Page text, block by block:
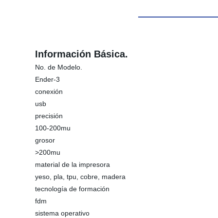
Información Básica.
No. de Modelo.
Ender-3
conexión
usb
precisión
100-200mu
grosor
>200mu
material de la impresora
yeso, pla, tpu, cobre, madera
tecnología de formación
fdm
sistema operativo